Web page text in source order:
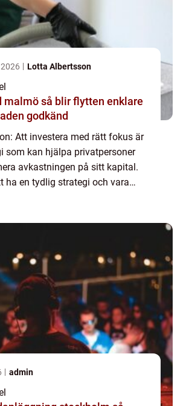
Lotta Albertsson
flytten enklare
godkänd
Att investera med rätt fokus är
som kan hjälpa privatpersoner
avkastningen på sitt kapital.
ha en tydlig strategi och vara
admin